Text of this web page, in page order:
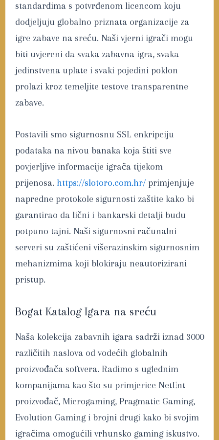
standardima s potvrđenom licencom koju
dodjeljuju globalno priznata organizacije za
igre zabave na sreću. Naši vjerni igrači mogu
biti uvjereni da svaka zabavna igra, svaka
jedinstvena uplate i svaki pojedini poklon
prolazi kroz temeljite testove transparentne
zabave.
Postavili smo sigurnosnu SSL enkripciju
podataka na nivou banaka koja štiti sve
povjerljive informacije igrača tijekom
prijenosa. https://slotoro.com.hr/primjenjuje
napredne protokole sigurnosti zaštite kako bi
garantirao da lični i bankarski detalji budu
potpuno tajni. Naši sigurnosni računalni
serveri su zaštićeni višerazinskim sigurnosnim
mehanizmima koji blokiraju neautorizirani
pristup.
Bogat Katalog Igara na sreću
Naša kolekcija zabavnih igara sadrži iznad 3000
različitih naslova od vodećih globalnih
proizvođača softvera. Radimo s uglednim
kompanijama kao što su primjerice NetEnt
proizvođač, Microgaming, Pragmatic Gaming,
Evolution Gaming i brojni drugi kako bi svojim
igračima omogućili vrhunsko gaming iskustvo.